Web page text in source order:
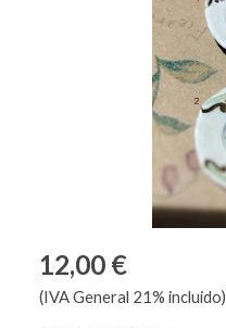
12,00 €
(IVA General 21% incluido)